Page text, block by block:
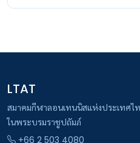
LTAT
สมาคมกีฬาลอนเทนนิสแห่งประเทศไ
ในพระบรมราชูปถัมภ์
+66 2 503 4080